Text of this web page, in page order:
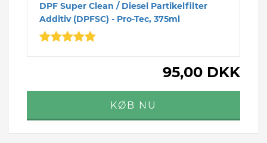
DPF Super Clean / Diesel Partikelfilter
Additiv (DPFSC) - Pro-Tec, 375ml
95,00 DKK